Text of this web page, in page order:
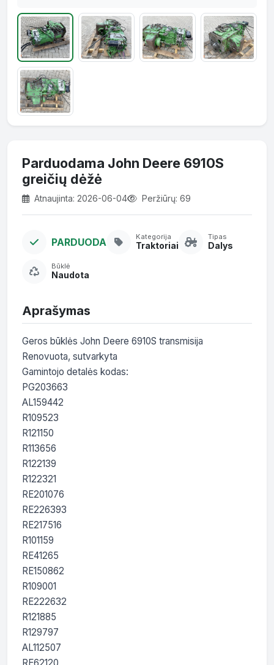
Parduodama John Deere 6910S
greičių dėžė
Atnaujinta: 2026-06-04 Peržiūrų: 69
PARDUODA Kategorija
Traktoriai
Tipas
Dalys
Būklė
Naudota
Aprašymas
Geros būklės John Deere 6910S transmisija
Renovuota, sutvarkyta
Gamintojo detalės kodas:
PG203663
AL159442
R109523
R121150
R113656
R122139
R122321
RE201076
RE226393
RE217516
R101159
RE41265
RE150862
R109001
RE222632
R121885
R129797
AL112507
RE62120